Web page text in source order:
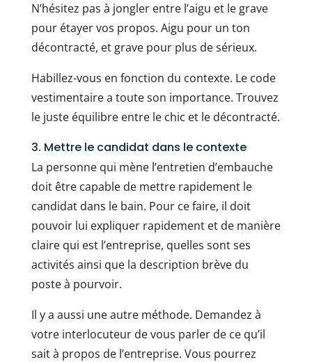
N’hésitez pas à jongler entre l’aigu et le grave
pour étayer vos propos. Aigu pour un ton
décontracté, et grave pour plus de sérieux.
Habillez-vous en fonction du contexte. Le code
vestimentaire a toute son importance. Trouvez
le juste équilibre entre le chic et le décontracté.
3. Mettre le candidat dans le contexte
La personne qui mène l’entretien d’embauche
doit être capable de mettre rapidement le
candidat dans le bain. Pour ce faire, il doit
pouvoir lui expliquer rapidement et de manière
claire qui est l’entreprise, quelles sont ses
activités ainsi que la description brève du
poste à pourvoir.
Il y a aussi une autre méthode. Demandez à
votre interlocuteur de vous parler de ce qu’il
sait à propos de l’entreprise. Vous pourrez